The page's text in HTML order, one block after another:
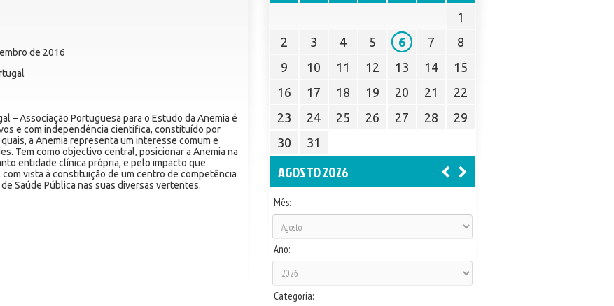
de 2016
– Associação Portuguesa para o Estudo da Anemia é
e com independência científica, constituído por
a Anemia representa um interesse comum e
Tem como objectivo central, posicionar a Anemia na
entidade clínica própria, e pelo impacto que
vista à constituição de um centro de competência
Saúde Pública nas suas diversas vertentes.
1
2
3 4 5 6 7
8
9
10 11 12 13 14
15
16
17 18 19 20 21
22
23
24 25 26 27 28
29
30
31
AGOSTO 2026
Mês:
Ano:
Categoria: